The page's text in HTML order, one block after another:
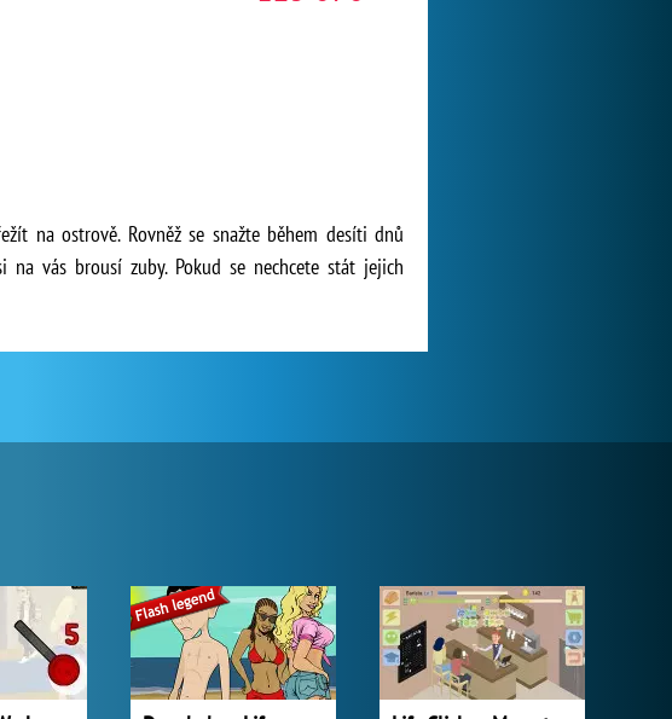
na ostrově. Rovněž se snažte během desíti dnů
vás brousí zuby. Pokud se nechcete stát jejich